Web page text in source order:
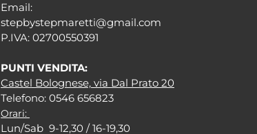
Email:
stepbystepmaretti@gmail.com
P.IVA: 02700550391
PUNTI VENDITA:
Castel Bolognese, via Dal Prato 20
Telefono: 0546 656823
Orari:
Lun/Sab 9-12,30 / 16-19,30